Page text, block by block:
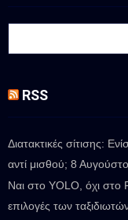
RSS
Διατακτικές σίτισης:
αντί μισθού; 8
Ναι στο YOLO, όχι στο
επιλογές των